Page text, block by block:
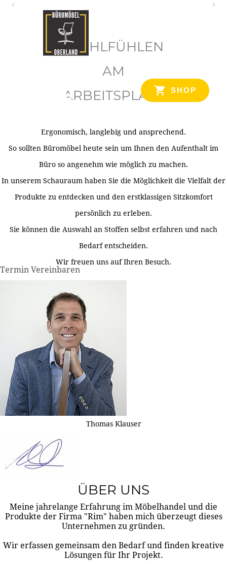
SHOP
WOHLFÜHLEN
AM
ARBEITSPLATZ
Ergonomisch, langlebig und ansprechend.
So sollten Büromöbel heute sein um Ihnen den Aufenthalt im
Büro so angenehm wie möglich zu machen.
In unserem Schauraum haben Sie die Möglichkeit die Vielfalt der
Produkte zu entdecken und den erstklassigen Sitzkomfort
persönlich zu erleben.
Sie können die Auswahl an Stoffen selbst erfahren und nach
Bedarf entscheiden.
Wir freuen uns auf Ihren Besuch.
Termin Vereinbaren
Thomas Klauser
ÜBER UNS
Meine jahrelange Erfahrung im Möbelhandel und die
Produkte der Firma "Rim" haben mich überzeugt dieses
Unternehmen zu gründen.
Wir erfassen gemeinsam den Bedarf und finden kreative
Lösungen für Ihr Projekt.